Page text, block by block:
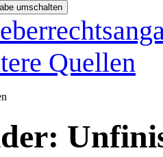
umschalten
Quellen